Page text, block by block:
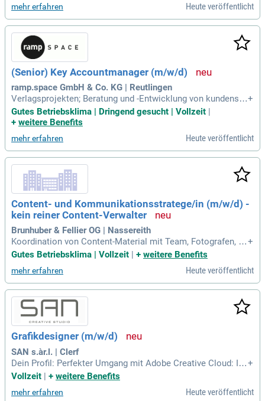
mehr erfahren Heute veröffentlicht
(Senior) Key Accountmanager (m/w/d)
ramp.space GmbH & Co. KG | Reutlingen
Verlagsprojekten; Beratung und -Entwicklung von kundensp
ezifischen crossmedialen Kommunikationslösungen entlan
g der gesamten Customer Journey; Erstellung und Kontrolle
ination und Handling von externen Fotografen
+
Gutes Betriebsklima | Dringend gesucht | Vollzeit |
+ weitere Benefits
mehr erfahren Heute veröffentlicht
Content- und Kommunikationsstratege/in (m/w/d) -
kein reiner Content-Verwalter
Brunhuber & Fellier OG | Nassereith
Koordination von Content-Material mit Team, Fotografen, Vi
deografen, Artists und Partnern. Aufbereitung von Partnerpr
udies.
+
Gutes Betriebsklima | Vollzeit
+ weitere Benefits
mehr erfahren Heute veröffentlicht
Grafikdesigner (m/w/d)
SAN s.àr.l. | Clerf
Dein Profil: Perfekter Umgang mit Adobe Creative Cloud: In
Design, Photoshop, Illustrator, Express (Premiere Pro, After
tografie von Vorteil.
+
Vollzeit | + weitere Benefits
mehr erfahren Heute veröffentlicht